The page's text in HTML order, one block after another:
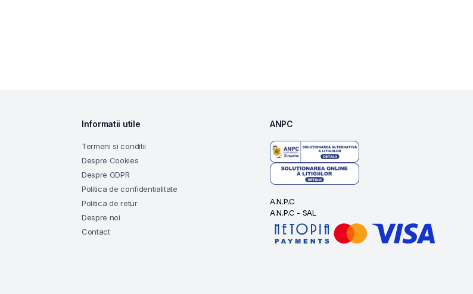
Informatii utile
Termeni si conditii
Despre Cookies
Despre GDPR
Politica de confidentialitate
Politica de retur
Despre noi
Contact
ANPC
A.N.P.C
A.N.P.C - SAL